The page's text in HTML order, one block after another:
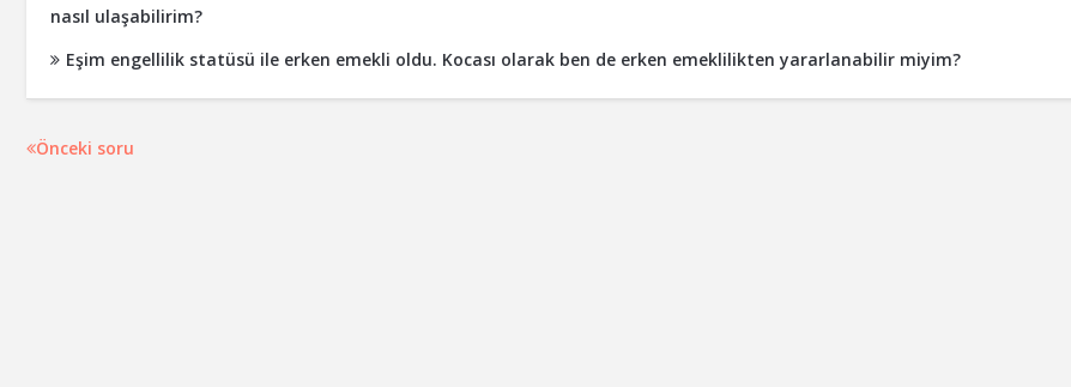
nasıl ulaşabilirim?
Eşim engellilik statüsü ile erken emekli oldu. Kocası olarak ben de erken emeklilikten yararlanabilir miyim?
Önceki soru